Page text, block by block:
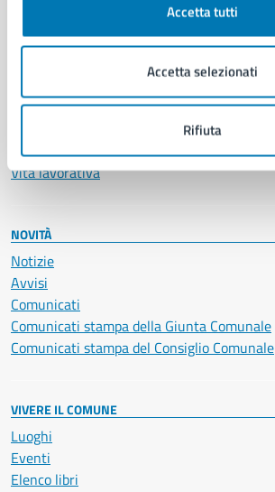
Accetta tutti
Accetta selezionati
Rifiuta
Documenti e certificati
Educazione e formazione
Imprese e commercio
Salute, benessere e assistenza
Servizi Cimiteriali
Vita lavorativa
NOVITÀ
Notizie
Avvisi
Comunicati
Comunicati stampa della Giunta Comunale
Comunicati stampa del Consiglio Comunale
VIVERE IL COMUNE
Luoghi
Eventi
Elenco libri